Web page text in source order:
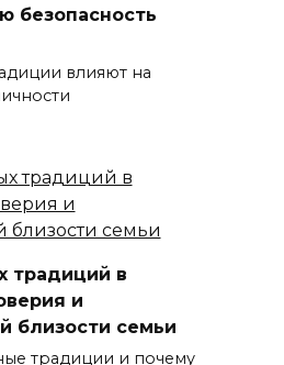
безопасность
влияют на
традиций в
и
близости семьи
традиции и почему